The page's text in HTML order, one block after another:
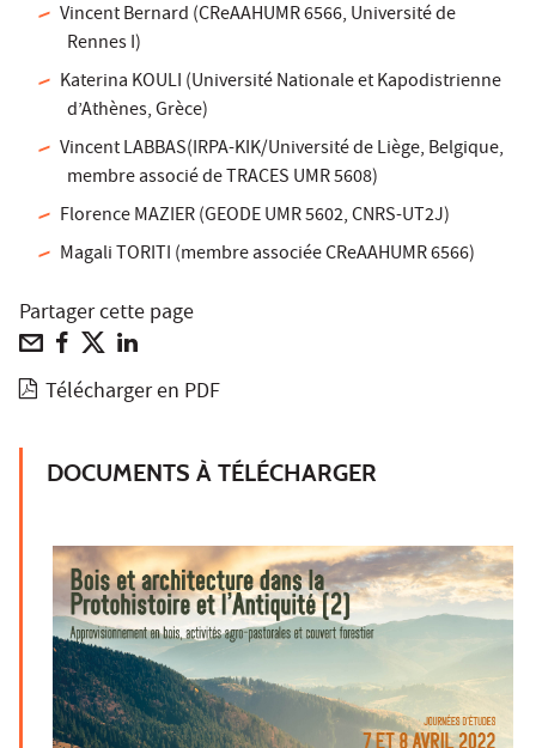
Vincent Bernard (CReAAHUMR 6566, Université de
Rennes I)
Katerina KOULI (Université Nationale et Kapodistrienne
d’Athènes, Grèce)
Vincent LABBAS(IRPA-KIK/Université de Liège, Belgique,
membre associé de TRACES UMR 5608)
Florence MAZIER (GEODE UMR 5602, CNRS-UT2J)
Magali TORITI (membre associée CReAAHUMR 6566)
Partager cette page
Télécharger en PDF
DOCUMENTS À TÉLÉCHARGER